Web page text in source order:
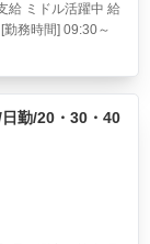
給 ミドル活躍中 給
務時間] 09:30～
勤/20・30・40